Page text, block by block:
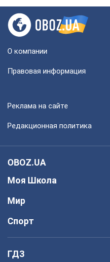
О компании
Правовая информация
Реклама на сайте
Редакционная политика
OBOZ.UA
Моя Школа
Мир
Спорт
ГДЗ